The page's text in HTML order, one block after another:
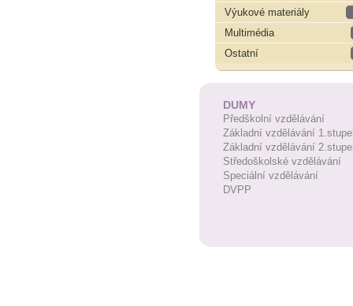
Výukové materiály
Multimédia
Ostatní
DUMY
Předškolní vzdělávání
Základní vzdělávání
Základní vzdělávání
Středoškolské vzdělávání
Speciální vzdělávání
DVPP